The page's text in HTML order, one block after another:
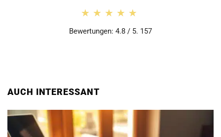
★★★★★
★★★★★
Bewertungen: 4.8 / 5. 157
AUCH INTERESSANT